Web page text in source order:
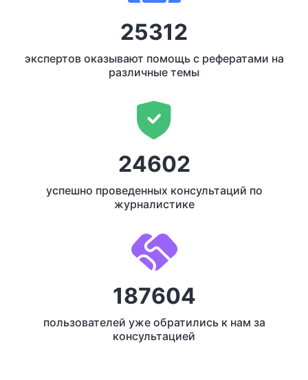
25312
экспертов оказывают помощь с рефератами на
различные темы
24602
успешно проведенных консультаций по
журналистике
187604
пользователей уже обратились к нам за
консультацией